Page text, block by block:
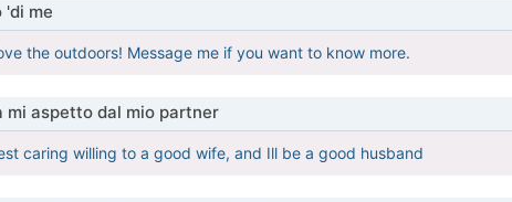
'di me
the outdoors! Message me if you want to know more.
mi aspetto dal mio partner
caring willing to a good wife, and Ill be a good husband